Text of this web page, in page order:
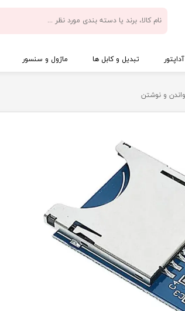
آداپتور تبدیل و کابل ها ماژول و سنسور